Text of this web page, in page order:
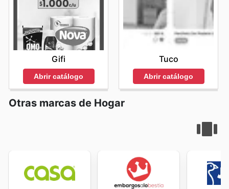
Gifi
Abrir catálogo
Tuco
Abrir catálogo
Otras marcas de Hogar